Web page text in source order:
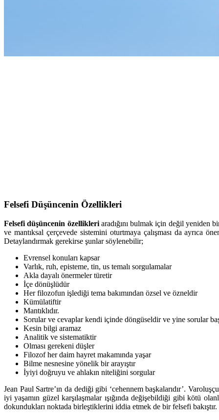
Felsefi Düşüncenin Özellikleri
Felsefi düşüncenin özellikleri aradığını bulmak için değil yeniden
ve mantıksal çerçevede sistemini oturtmaya çalışması da ayrıca
Detaylandırmak gerekirse şunlar söylenebilir;
Evrensel konuları kapsar
Varlık, ruh, episteme, tin, us temalı sorgulamalar
Akla dayalı önermeler türetir
İçe dönüşlüdür
Her filozofun işlediği tema bakımından özsel ve özneldir
Kümülatiftir
Mantıklıdır.
Sorular ve cevaplar kendi içinde döngüseldir ve yine sorular
Kesin bilgi aramaz
Analitik ve sistematiktir
Olması gerekeni düşler
Filozof her daim hayret makamında yaşar
Bilme nesnesine yönelik bir arayıştır
İyiyi doğruyu ve ahlakın niteliğini sorgular
Jean Paul Sartre’ın da dediği gibi ‘cehennem başkalarıdır’.
iyi yaşamın güzel karşılaşmalar ışığında değişebildiği gibi kötü
dokundukları noktada birleştiklerini iddia etmek de bir felsefi bakıştır.